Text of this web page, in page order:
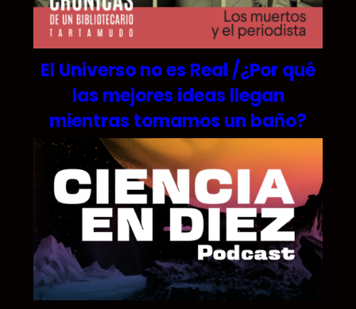
El Universo no es Real /¿Por qué
las mejores ideas llegan
mientras tomamos un baño?